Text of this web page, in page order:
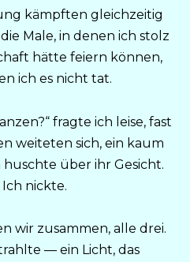
kämpften gleichzeitig
Male, in denen ich stolz
hätte feiern können,
ich es nicht tat.
fragte ich leise, fast
weiteten sich, ein kaum
über ihr Gesicht.
Ich nickte.
wir zusammen, alle drei.
— ein Licht, das